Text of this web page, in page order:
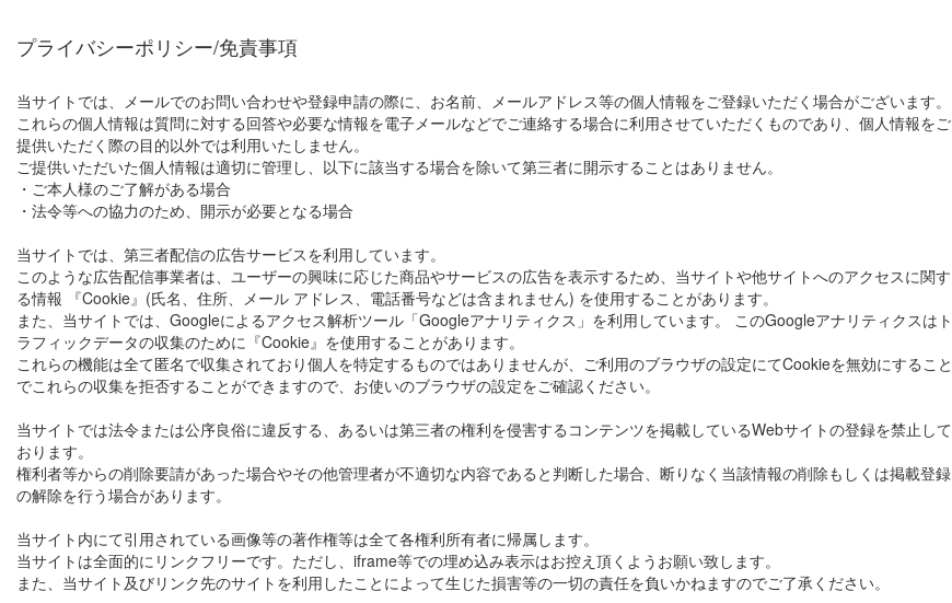
プライバシーポリシー/免責事項
当サイトでは、メールでのお問い合わせや登録申請の際に、お名前、メールアドレス等の個人情報をご登録いただく場合がございます。
これらの個人情報は質問に対する回答や必要な情報を電子メールなどでご連絡する場合に利用させていただくものであり、個人情報をご
提供いただく際の目的以外では利用いたしません。
ご提供いただいた個人情報は適切に管理し、以下に該当する場合を除いて第三者に開示することはありません。
・ご本人様のご了解がある場合
・法令等への協力のため、開示が必要となる場合
当サイトでは、第三者配信の広告サービスを利用しています。
このような広告配信事業者は、ユーザーの興味に応じた商品やサービスの広告を表示するため、当サイトや他サイトへのアクセスに関す
る情報 『Cookie』(氏名、住所、メール アドレス、電話番号などは含まれません) を使用することがあります。
また、当サイトでは、Googleによるアクセス解析ツール「Googleアナリティクス」を利用しています。 このGoogleアナリティクスはト
ラフィックデータの収集のために『Cookie』を使用することがあります。
これらの機能は全て匿名で収集されており個人を特定するものではありませんが、ご利用のブラウザの設定にてCookieを無効にすること
でこれらの収集を拒否することができますので、お使いのブラウザの設定をご確認ください。
当サイトでは法令または公序良俗に違反する、あるいは第三者の権利を侵害するコンテンツを掲載しているWebサイトの登録を禁止して
おります。
権利者等からの削除要請があった場合やその他管理者が不適切な内容であると判断した場合、断りなく当該情報の削除もしくは掲載登録
の解除を行う場合があります。
当サイト内にて引用されている画像等の著作権等は全て各権利所有者に帰属します。
当サイトは全面的にリンクフリーです。ただし、iframe等での埋め込み表示はお控え頂くようお願い致します。
また、当サイト及びリンク先のサイトを利用したことによって生じた損害等の一切の責任を負いかねますのでご了承ください。